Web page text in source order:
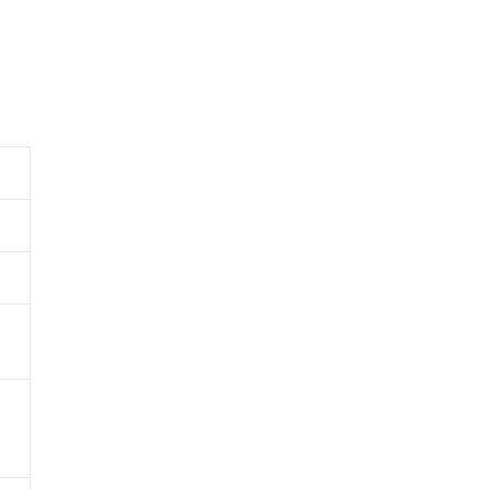
供させていただ
御機器販売店・
ようお願いしま
にご登録され
1000ppm以下、
はありません。
ない年数を意
貨物等」とい
可)を取得する
これらの製造装
通知します。
ムロン制御